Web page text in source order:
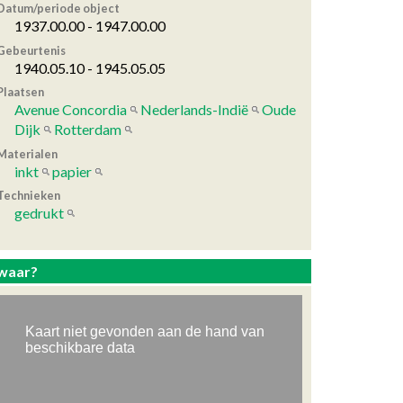
periode object
1937.00.00 - 1947.00.00
1940.05.10 - 1945.05.05
Avenue Concordia Nederlands-Indië
Oude
Dijk
Rotterdam
inkt papier
gedrukt